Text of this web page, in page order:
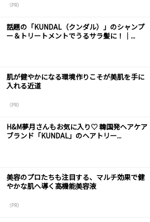
（PR）
話題の「KUNDAL（クンダル）」のシャンプ
ー＆トリートメントでうるサラ髪に！｜...
肌が健やかになる環境作りこそが美肌を手に
入れる近道
（PR）
H&M夢月さんもお気に入り♡ 韓国発ヘアケア
ブランド「KUNDAL」のヘアトリー...
美容のプロたちも注目する、マルチ効果で健
やかな肌へ導く高機能美容液
（PR）